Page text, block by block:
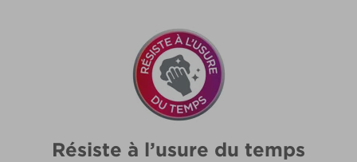
Résiste à l’usure du temps